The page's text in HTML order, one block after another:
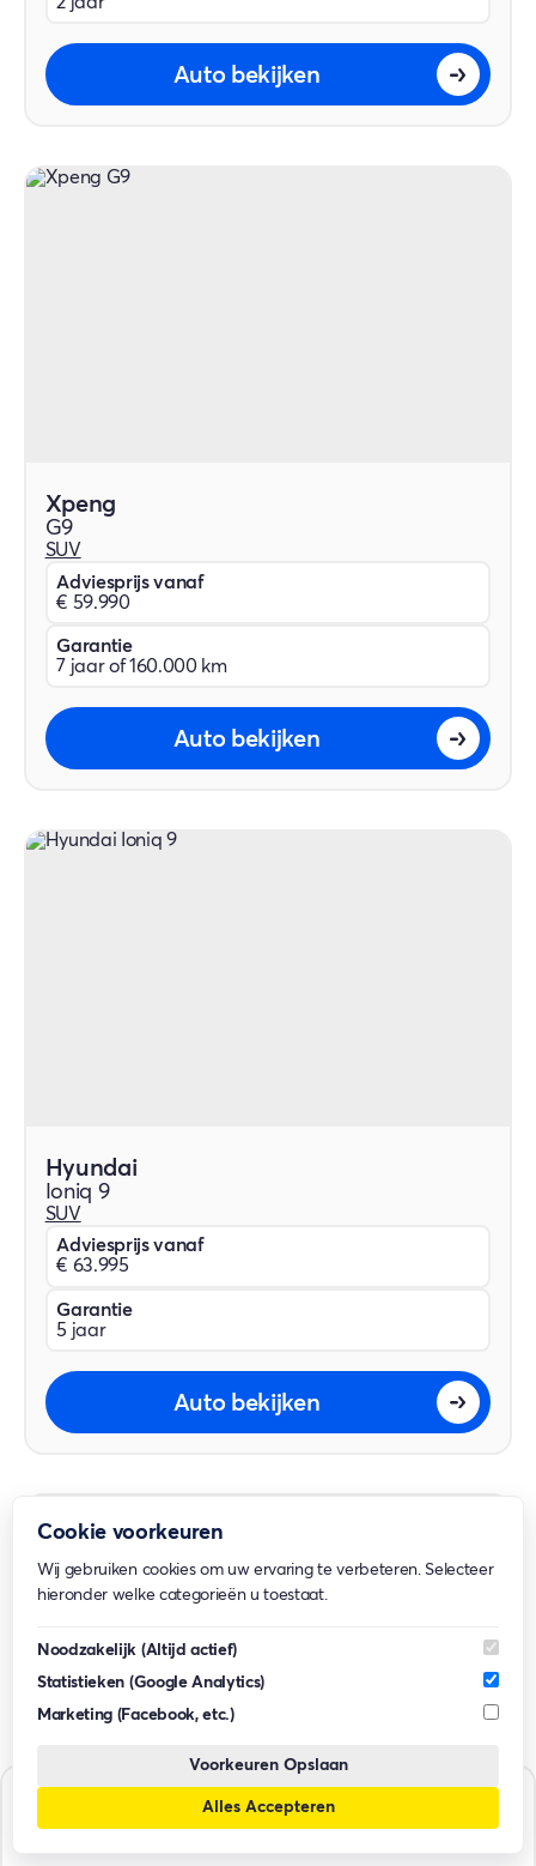
Auto bekijken
Xpeng
G9
SUV
Adviesprijs vanaf
€ 59.990
Garantie
7 jaar of 160.000 km
Auto bekijken
Hyundai
Ioniq 9
SUV
Adviesprijs vanaf
€ 63.995
Garantie
5 jaar
Auto bekijken
Hyundai
Nexo
Auto's filteren
Cookie voorkeuren
Wij gebruiken cookies om uw ervaring te verbeteren. Selecteer
hieronder welke categorieën u toestaat.
Noodzakelijk (Altijd actief)
Statistieken (Google Analytics)
Marketing (Facebook, etc.)
Voorkeuren Opslaan
Alles Accepteren